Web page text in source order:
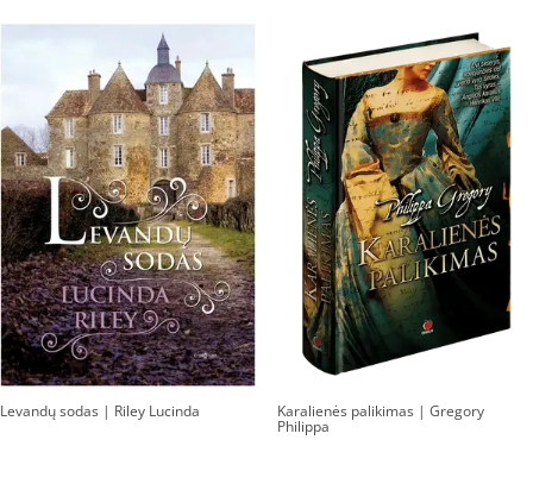
Levandų sodas | Riley Lucinda Karalienės palikimas | Gregory
Philippa